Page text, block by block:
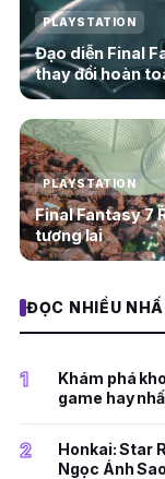
PLAYSTATION
Đạo diễn Final
thay đổi hoàn
PLAYSTATION
Final Fantasy 7
tương lai
ĐỌC NHIỀU
1
Khám phá
game hay
2
Honkai: Star
Ngọc Ánh